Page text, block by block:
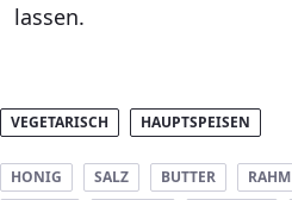
lassen.
VEGETARISCH HAUPTSPEISEN
HONIG SALZ BUTTER RAHM